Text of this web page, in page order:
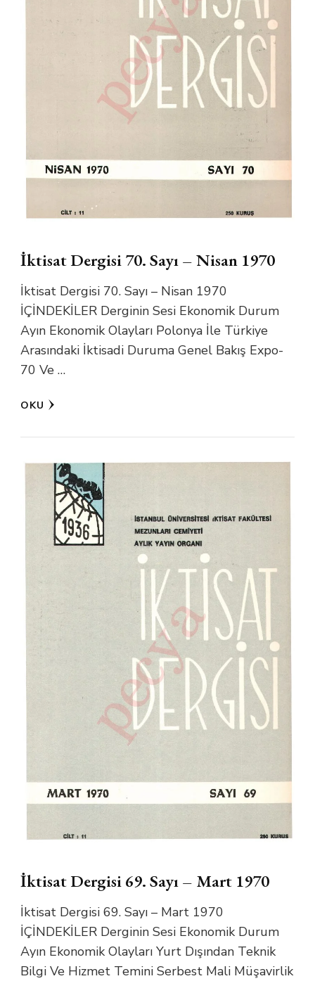
İktisat Dergisi 70. Sayı – Nisan 1970
İktisat Dergisi 70. Sayı – Nisan 1970
İÇİNDEKİLER Derginin Sesi Ekonomik Durum
Ayın Ekonomik Olayları Polonya İle Türkiye
Arasındaki İktisadi Duruma Genel Bakış Expo-
70 Ve …
OKU
İktisat Dergisi 69. Sayı – Mart 1970
İktisat Dergisi 69. Sayı – Mart 1970
İÇİNDEKİLER Derginin Sesi Ekonomik Durum
Ayın Ekonomik Olayları Yurt Dışından Teknik
Bilgi Ve Hizmet Temini Serbest Mali Müşavirlik